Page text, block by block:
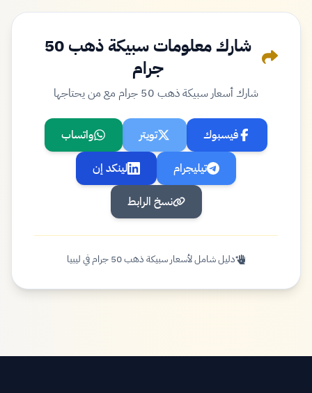
شارك معلومات سبيكة ذهب 50
جرام
شارك أسعار سبيكة ذهب 50 جرام مع من يحتاجها
فيسبوك تويتر
واتساب
تيليجرام
لينكد إن
نسخ الرابط
دليل شامل لأسعار سبيكة ذهب 50 جرام في ليبيا